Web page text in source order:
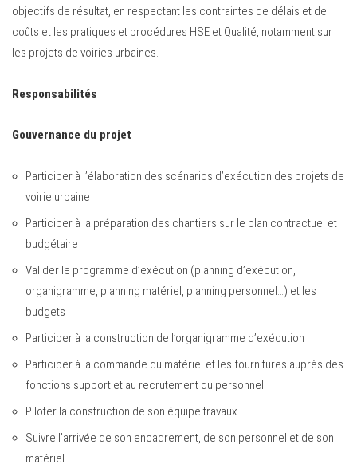
objectifs de résultat, en respectant les contraintes de délais et de
coûts et les pratiques et procédures HSE et Qualité, notamment sur
les projets de voiries urbaines.
Responsabilités
Gouvernance du projet
Participer à l’élaboration des scénarios d’exécution des projets de
voirie urbaine
Participer à la préparation des chantiers sur le plan contractuel et
budgétaire
Valider le programme d’exécution (planning d’exécution,
organigramme, planning matériel, planning personnel…) et les
budgets
Participer à la construction de l’organigramme d’exécution
Participer à la commande du matériel et les fournitures auprès des
fonctions support et au recrutement du personnel
Piloter la construction de son équipe travaux
Suivre l’arrivée de son encadrement, de son personnel et de son
matériel